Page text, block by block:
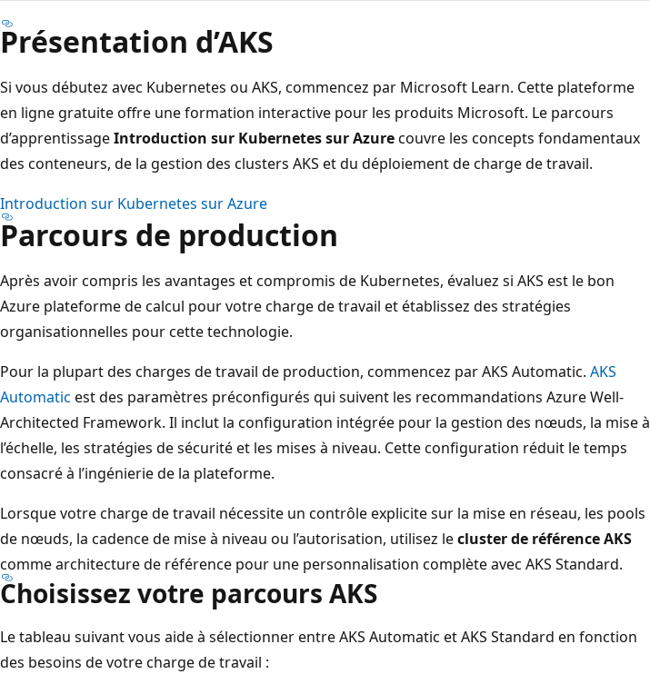
D
a
g
r
a
m
e
o
n
t
r
a
n
t
l
p
a
r
c
u
r
Présentation d’AKS
Si vous débutez avec Kubernetes ou AKS, commencez par Microsoft Learn. Cette plateforme
en ligne gratuite offre une formation interactive pour les produits Microsoft. Le parcours
d’apprentissageIntroduction sur Kubernetes sur Azurecouvre les concepts fondamentaux
des conteneurs, de la gestion des clusters AKS et du déploiement de charge de travail.
Introduction sur Kubernetes sur Azure
Parcours de production
Après avoir compris les avantages et compromis de Kubernetes, évaluez si AKS est le bon
Azure plateforme de calcul pour votre charge de travail et établissez des stratégies
organisationnelles pour cette technologie.
Pour la plupart des charges de travail de production, commencez par AKS Automatic. AKS
Automatic est des paramètres préconfigurés qui suivent les recommandations Azure Well-
Architected Framework. Il inclut la configuration intégrée pour la gestion des nœuds, la mise à
l’échelle, les stratégies de sécurité et les mises à niveau. Cette configuration réduit le temps
consacré à l’ingénierie de la plateforme.
Lorsque votre charge de travail nécessite un contrôle explicite sur la mise en réseau, les pools
de nœuds, la cadence de mise à niveau ou l’autorisation, utilisez lecluster de référence AKS
comme architecture de référence pour une personnalisation complète avec AKS Standard.
Choisissez votre parcours AKS
Le tableau suivant vous aide à sélectionner entre AKS Automatic et AKS Standard en fonction
des besoins de votre charge de travail :